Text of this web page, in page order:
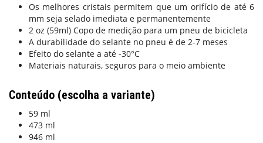
Os melhores cristais permitem que um orifício de até 6
mm seja selado imediata e permanentemente
2 oz (59ml) Copo de medição para um pneu de bicicleta
A durabilidade do selante no pneu é de 2-7 meses
Efeito do selante a até -30°C
Materiais naturais, seguros para o meio ambiente
Conteúdo (escolha a variante)
59 ml
473 ml
946 ml